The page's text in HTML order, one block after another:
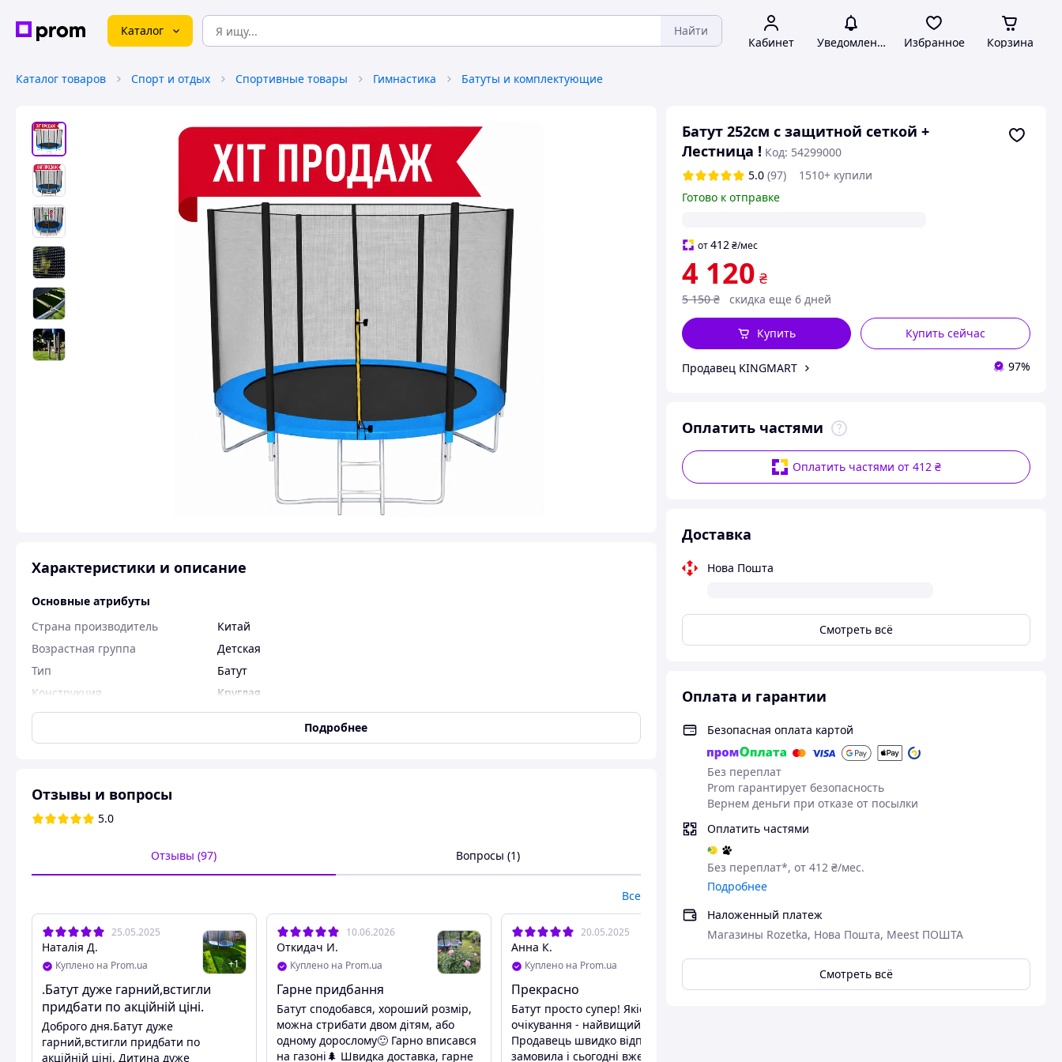
Каталог Найти
Кабинет Уведомления Избранное Корзина
Каталог товаров Спорт и отдых Спортивные товары Гимнастика Батуты и комплектующие
Батут 252см с защитной сеткой +
Лестница ! Код: 54299000
5.0 (97)
1510+ купили
Готово к отправке
от412 ₴/мес
4 120 ₴
5 150 ₴ скидка еще 6 дней
Купить сейчас
Купить
Продавец KINGMART 97%
Оплатить частями
Оплатить частями от 412 ₴
Доставка
Нова Пошта
Смотреть всё
Оплата и гарантии
Безопасная оплата картой
Без переплат
Prom гарантирует безопасность
Вернем деньги при отказе от посылки
Оплатить частями
Без переплат*, от 412 ₴/мес.
Подробнее
Наложенный платеж
Магазины Rozetka, Нова Пошта, Meest ПОШТА
Смотреть всё
Характеристики и описание
Основные атрибуты
Страна производитель
Китай
Возрастная группа
Детская
Тип
Батут
Конструкция
Круглая
Материал рамы
Сталь
Диаметр батута
Количество опор
Вес
Состояние
Новое
Диаметр
252 мм
Прыжковая поверхность
Прыжковая поверхность
Пользовательские характеристики
Количество упаковок:
Подробнее
Отзывы и вопросы
5.0
Отзывы (97) Вопросы (1)
Все
25.05.2025
Наталія Д.
Куплено на Prom.ua +1
.Батут дуже гарний,встигли
придбати по акційній ціні.
Доброго дня.Батут дуже
гарний,встигли придбати по
акційній ціні. Дитина дуже
10.06.2026
Откидач И.
Куплено на Prom.ua
Гарне придбання
Батут сподобався, хороший розмір,
можна стрибати двом дітям, або
одному дорослому🙂 Гарно вписався
на газоні🌲 Швидка доставка, гарне
20.05.2025
Анна К.
Куплено на Prom.ua
Прекрасно
Батут просто супер! Якість і
очікування - найвищий рівень)
Продавець швидко відправив, вчора
замовила і сьогодні вже забрала)
27.05.2026
Батут гарної якості.
Куплено на
Дитина